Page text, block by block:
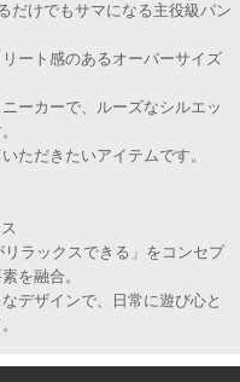
だけでもサマになる主役級パン
ート感のあるオーバーサイズ
ーカーで、ルーズなシルエッ
ただきたいアイテムです。
ラックスできる」をコンセプ
を融合。
デザインで、日常に遊び心と